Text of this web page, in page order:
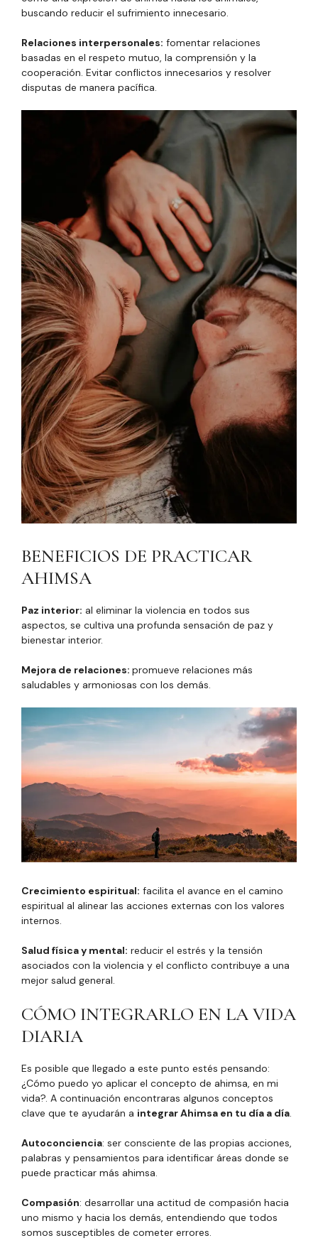
buscando reducir el sufrimiento innecesario.
Relaciones interpersonales: fomentar relaciones
basadas en el respeto mutuo, la comprensión y la
cooperación. Evitar conflictos innecesarios y resolver
disputas de manera pacífica.
BENEFICIOS DE PRACTICAR
AHIMSA
Paz interior: al eliminar la violencia en todos sus
aspectos, se cultiva una profunda sensación de paz y
bienestar interior.
Mejora de relaciones: promueve relaciones más
saludables y armoniosas con los demás.
Crecimiento espiritual: facilita el avance en el camino
espiritual al alinear las acciones externas con los valores
internos.
Salud física y mental: reducir el estrés y la tensión
asociados con la violencia y el conflicto contribuye a una
mejor salud general.
CÓMO INTEGRARLO EN LA VIDA
DIARIA
Es posible que llegado a este punto estés pensando:
¿Cómo puedo yo aplicar el concepto de ahimsa, en mi
vida?. A continuación encontraras algunos conceptos
clave que te ayudarán a integrar Ahimsa en tu día a día.
Autoconciencia: ser consciente de las propias acciones,
palabras y pensamientos para identificar áreas donde se
puede practicar más ahimsa.
Compasión: desarrollar una actitud de compasión hacia
uno mismo y hacia los demás, entendiendo que todos
somos susceptibles de cometer errores.